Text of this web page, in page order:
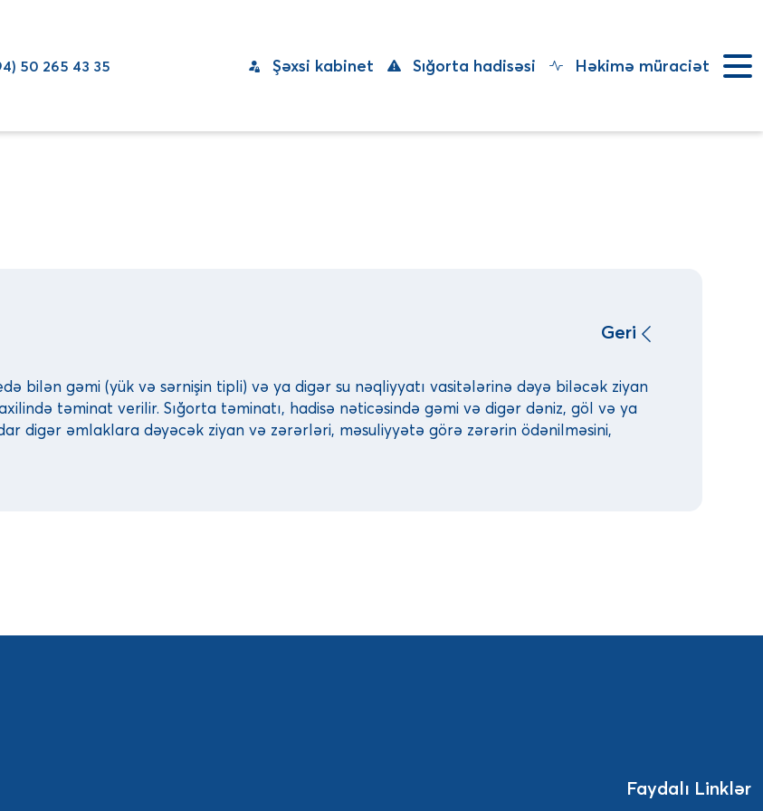
50 265 43 35 Şəxsi kabinet Sığorta hadisəsi Həkimə müraciət
Geri
bilən gəmi (yük və sərnişin tipli) və ya digər su nəqliyyatı vasitələrinə dəyə biləcək ziyan
təminat verilir. Sığorta təminatı, hadisə nəticəsində gəmi və digər dəniz, göl və ya
digər əmlaklara dəyəcək ziyan və zərərləri, məsuliyyətə görə zərərin ödənilməsini,
Faydalı Linklər